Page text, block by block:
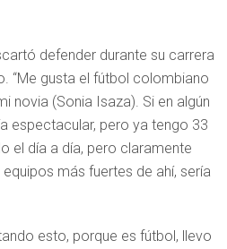
defender durante su carrera
“Me gusta el fútbol colombiano
novia (Sonia Isaza). Si en algún
espectacular, pero ya tengo 33
el día a día, pero claramente
más fuertes de ahí, sería
esto, porque es fútbol, llevo